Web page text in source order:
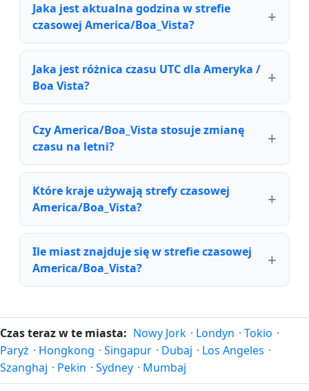
Jaka jest aktualna godzina w strefie
czasowej America/Boa_Vista?
Jaka jest różnica czasu UTC dla Ameryka /
Boa Vista?
Czy America/Boa_Vista stosuje zmianę
czasu na letni?
Które kraje używają strefy czasowej
America/Boa_Vista?
Ile miast znajduje się w strefie czasowej
America/Boa_Vista?
Czas teraz w te miasta: Nowy Jork · Londyn · Tokio ·
Paryż · Hongkong · Singapur · Dubaj · Los Angeles ·
Szanghaj · Pekin · Sydney · Mumbaj